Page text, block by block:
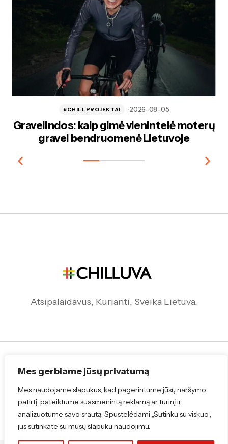
Mes gerbiame jūsų privatumą
Mes naudojame slapukus, kad pagerintume jūsų naršymo
patirtį, pateiktume suasmenintą reklamą ar turinį ir
analizuotume savo srautą. Spustelėdami „Sutinku su viskuo“,
jūs sutinkate su mūsų slapukų naudojimu.
Gravelindos: kaip gimė vienintelė moterų
gravel bendruomenė Lietuvoje
#CHILLPROJEKTAI 2026-08-05
Atsipalaidavus, Kurianti, Sveika Lietuva.
Sekite mus !